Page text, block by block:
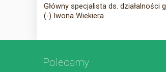
Główny specjalista ds. działalności
(-) Iwona Wiekiera
Polecamy